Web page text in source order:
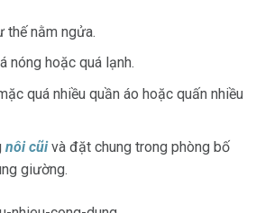
thế nằm ngửa.
nóng hoặc quá lạnh.
quá nhiều quần áo hoặc quấn nhiều
nôi cũivà đặt chung trong phòng bố
giường.